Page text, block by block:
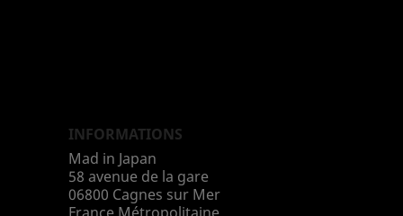
INFORMATIONS
Mad in Japan
58 avenue de la gare
06800 Cagnes sur Mer